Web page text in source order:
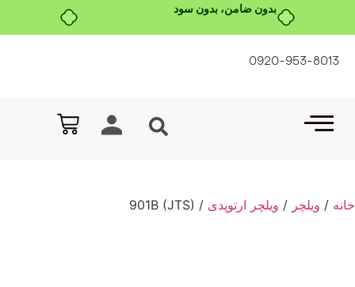
بدون ضامن، بدون سود
0920-953-8013
خانه / ویلچر / ویلچر ارتوپدی / 901B (JTS)